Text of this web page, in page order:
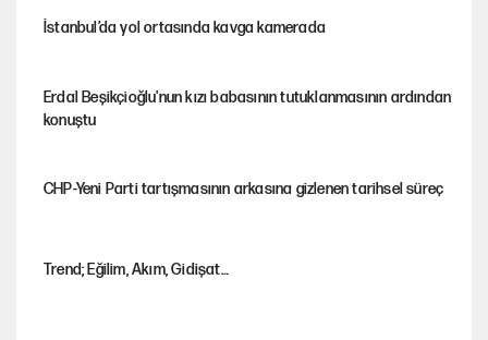
İstanbul’da yol ortasında kavga kamerada
Erdal Beşikçioğlu'nun kızı babasının tutuklanmasının ardından
konuştu
CHP-Yeni Parti tartışmasının arkasına gizlenen tarihsel süreç
Trend; Eğilim, Akım, Gidişat…